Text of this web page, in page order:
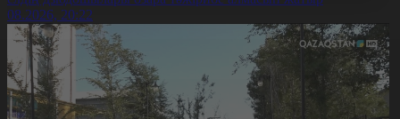
20:22